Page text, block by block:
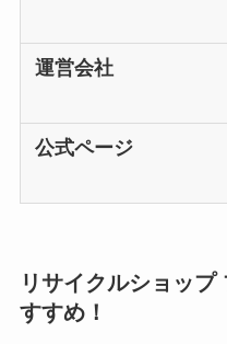
運営会社
公式ページ
リサイクルショッ
すすめ！